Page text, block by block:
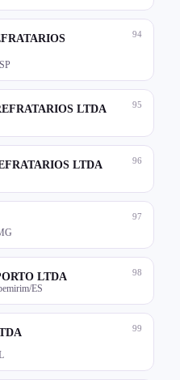
94
95
LTDA
96
LTDA
97
98
LTDA
ES
99